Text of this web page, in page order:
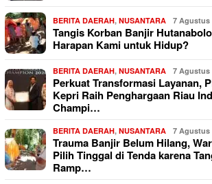
BERITA DAERAH, NUSANTARA 7 Agustus
Tangis Korban Banjir
Harapan Kami untuk Hidup?
BERITA DAERAH, NUSANTARA 7 Agustus
Perkuat Transformasi Layanan,
Kepri Raih Penghargaan Riau
Champi…
BERITA DAERAH, NUSANTARA 7 Agustus
Trauma Banjir Belum Hilang,
Pilih Tinggal di Tenda karena
Ramp…